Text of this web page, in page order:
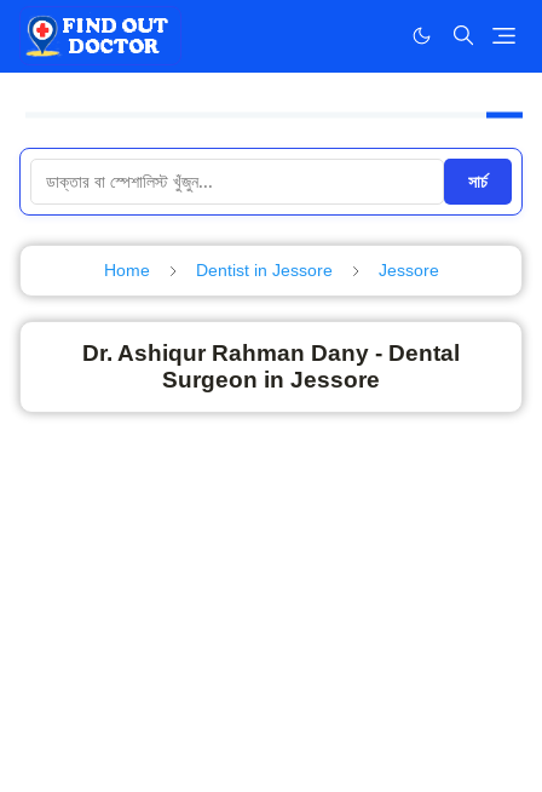
সার্চ
Home Dentist in Jessore Jessore
Dr. Ashiqur Rahman Dany - Dental
Surgeon in Jessore